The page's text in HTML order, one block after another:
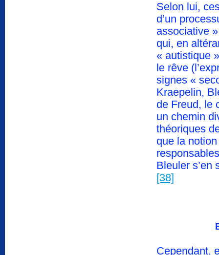
Selon lui,
d’un
associative
qui, en
« autistique
le rêve
signes «
Kraepelin,
de Freud, le
un chemin
théoriques
que la
Bleuler s’en
[38]
Cependant,